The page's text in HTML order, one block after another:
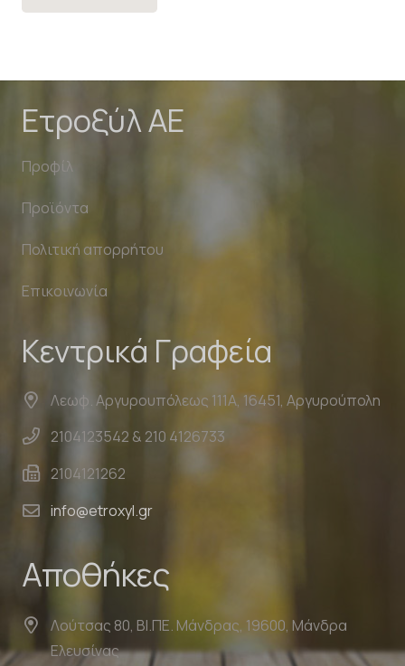
Ετροξύλ ΑΕ
Προφίλ
Προϊόντα
Πολιτική απορρήτου
Επικοινωνία
Κεντρικά Γραφεία
Λεωφ. Αργυρουπόλεως 111Α, 16451, Αργυρούπολη
2104123542 & 210 4126733
2104121262
info@etroxyl.gr
Αποθήκες
Λούτσας 80, ΒΙ.ΠΕ. Μάνδρας, 19600, Μάνδρα
Ελευσίνας